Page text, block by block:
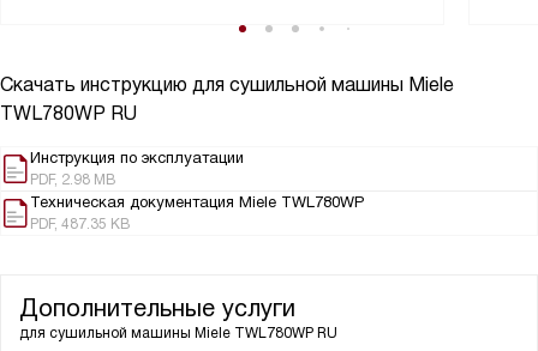
Скачать инструкцию для сушильной машины Miele
TWL780WP RU
Инструкция по эксплуатации
PDF, 2.98 MB
Техническая документация Miele TWL780WP
PDF, 487.35 KB
Дополнительные услуги
для сушильной машины Miele TWL780WP RU